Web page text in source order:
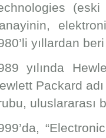
(eski
yıllardan
yılında
Packard
uluslararası